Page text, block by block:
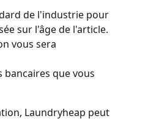
de l'industrie pour
sur l'âge de l'article.
vous sera
que vous
Laundryheap peut